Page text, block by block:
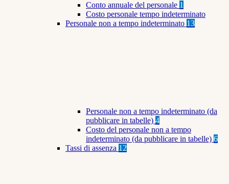
Conto annuale del personale 1
Costo personale tempo indeterminato
Personale non a tempo indeterminato 13
Personale non a tempo indeterminato (da
pubblicare in tabelle) 4
Costo del personale non a tempo
indeterminato (da pubblicare in tabelle) 6
Tassi di assenza 12